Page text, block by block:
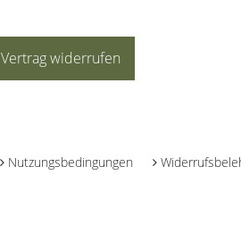
Vertrag widerrufen
Nutzungsbedingungen